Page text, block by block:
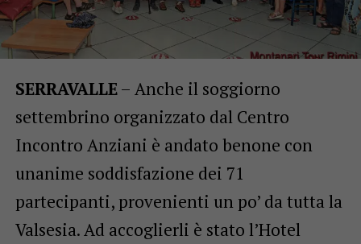
SERRAVALLE– Anche il soggiorno
settembrino organizzato dal Centro
Incontro Anziani è andato benone con
unanime soddisfazione dei 71
partecipanti, provenienti un po’ da tutta la
Valsesia. Ad accoglierli è stato l’Hotel